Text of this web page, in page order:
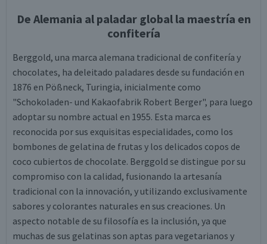
De Alemania al paladar global la maestría en
confitería
Berggold, una marca alemana tradicional de confitería y
chocolates, ha deleitado paladares desde su fundación en
1876 en Pößneck, Turingia, inicialmente como
"Schokoladen- und Kakaofabrik Robert Berger", para luego
adoptar su nombre actual en 1955. Esta marca es
reconocida por sus exquisitas especialidades, como los
bombones de gelatina de frutas y los delicados copos de
coco cubiertos de chocolate. Berggold se distingue por su
compromiso con la calidad, fusionando la artesanía
tradicional con la innovación, y utilizando exclusivamente
sabores y colorantes naturales en sus creaciones. Un
aspecto notable de su filosofía es la inclusión, ya que
muchas de sus gelatinas son aptas para vegetarianos y